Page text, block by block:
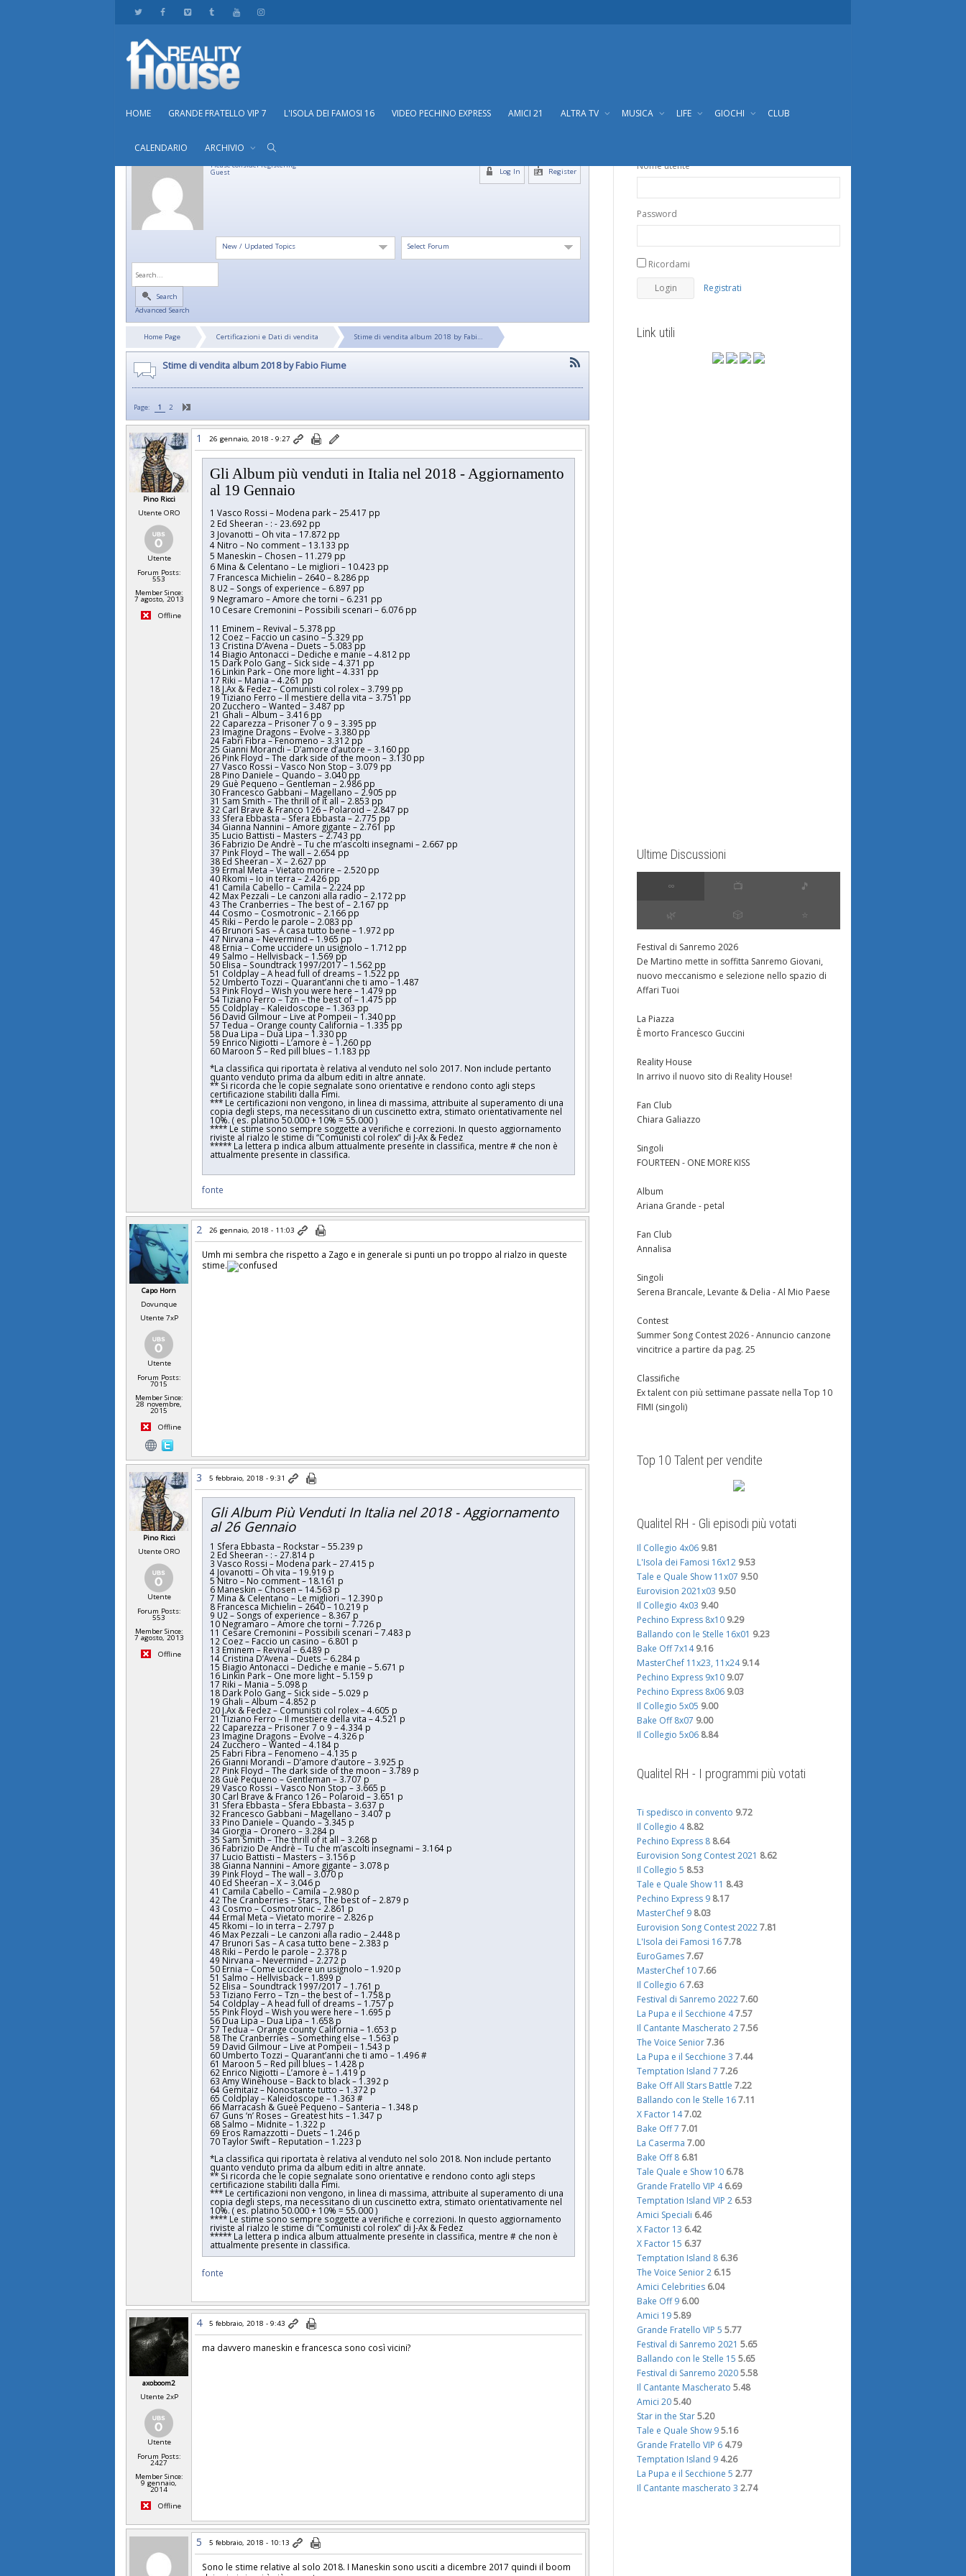
HOME GRANDE FRATELLO VIP 7 L'ISOLA DEI FAMOSI 16 VIDEO PECHINO EXPRESS AMICI 21 ALTRA TV MUSICA LIFE GIOCHI CLUB
CALENDARIO ARCHIVIO
Please consider registering
Guest Register
Log In
Select Forum
New / Updated Topics
Search
Advanced Search
Home Page Certificazioni e Dati di vendita Stime di vendita album 2018 by Fabi…
Stime di vendita album 2018 by Fabio Fiume
Page: 1 2
Pino Ricci
Utente ORO
Utente
Forum Posts:
553
Member Since:
7 agosto, 2013
Offline
1 26 gennaio, 2018 - 9:27
Gli Album più venduti in Italia nel 2018 - Aggiornamento
al 19 Gennaio
1 Vasco Rossi – Modena park – 25.417 pp
2 Ed Sheeran - : - 23.692 pp
3 Jovanotti – Oh vita – 17.872 pp
4 Nitro – No comment – 13.133 pp
5 Maneskin – Chosen – 11.279 pp
6 Mina & Celentano – Le migliori – 10.423 pp
7 Francesca Michielin – 2640 – 8.286 pp
8 U2 – Songs of experience – 6.897 pp
9 Negramaro – Amore che torni – 6.231 pp
10 Cesare Cremonini – Possibili scenari – 6.076 pp
11 Eminem – Revival – 5.378 pp
12 Coez – Faccio un casino – 5.329 pp
13 Cristina D’Avena – Duets – 5.083 pp
14 Biagio Antonacci – Dediche e manie – 4.812 pp
15 Dark Polo Gang – Sick side – 4.371 pp
16 Linkin Park – One more light – 4.331 pp
17 Riki – Mania – 4.261 pp
18 J.Ax & Fedez – Comunisti col rolex – 3.799 pp
19 Tiziano Ferro – Il mestiere della vita – 3.751 pp
20 Zucchero – Wanted – 3.487 pp
21 Ghali – Album – 3.416 pp
22 Caparezza – Prisoner 7 o 9 – 3.395 pp
23 Imagine Dragons – Evolve – 3.380 pp
24 Fabri Fibra – Fenomeno – 3.312 pp
25 Gianni Morandi – D’amore d’autore – 3.160 pp
26 Pink Floyd – The dark side of the moon – 3.130 pp
27 Vasco Rossi – Vasco Non Stop – 3.079 pp
28 Pino Daniele – Quando – 3.040 pp
29 Guè Pequeno – Gentleman – 2.986 pp
30 Francesco Gabbani – Magellano – 2.905 pp
31 Sam Smith – The thrill of it all – 2.853 pp
32 Carl Brave & Franco 126 – Polaroid – 2.847 pp
33 Sfera Ebbasta – Sfera Ebbasta – 2.775 pp
34 Gianna Nannini – Amore gigante – 2.761 pp
35 Lucio Battisti – Masters – 2.743 pp
36 Fabrizio De Andrè – Tu che m’ascolti insegnami – 2.667 pp
37 Pink Floyd – The wall – 2.654 pp
38 Ed Sheeran – X – 2.627 pp
39 Ermal Meta – Vietato morire – 2.520 pp
40 Rkomi – Io in terra – 2.426 pp
41 Camila Cabello – Camila – 2.224 pp
42 Max Pezzali – Le canzoni alla radio – 2.172 pp
43 The Cranberries – The best of – 2.167 pp
44 Cosmo – Cosmotronic – 2.166 pp
45 Riki – Perdo le parole – 2.083 pp
46 Brunori Sas – A casa tutto bene – 1.972 pp
47 Nirvana – Nevermind – 1.965 pp
48 Ernia – Come uccidere un usignolo – 1.712 pp
49 Salmo – Hellvisback – 1.569 pp
50 Elisa – Soundtrack 1997/2017 – 1.562 pp
51 Coldplay – A head full of dreams – 1.522 pp
52 Umberto Tozzi – Quarant’anni che ti amo – 1.487
53 Pink Floyd – Wish you were here – 1.479 pp
54 Tiziano Ferro – Tzn – the best of – 1.475 pp
55 Coldplay – Kaleidoscope – 1.363 pp
56 David Gilmour – Live at Pompeii – 1.340 pp
57 Tedua – Orange county California – 1.335 pp
58 Dua Lipa – Dua Lipa – 1.330 pp
59 Enrico Nigiotti – L’amore è – 1.260 pp
60 Maroon 5 – Red pill blues – 1.183 pp
*La classifica qui riportata è relativa al venduto nel solo 2017. Non include pertanto
quanto venduto prima da album editi in altre annate.
** Si ricorda che le copie segnalate sono orientative e rendono conto agli steps
certificazione stabiliti dalla Fimi.
*** Le certificazioni non vengono, in linea di massima, attribuite al superamento di una
copia degli steps, ma necessitano di un cuscinetto extra, stimato orientativamente nel
10%. ( es. platino 50.000 + 10% = 55.000 )
**** Le stime sono sempre soggette a verifiche e correzioni. In questo aggiornamento
riviste al rialzo le stime di “Comunisti col rolex” di J-Ax & Fedez
***** La lettera p indica album attualmente presente in classifica, mentre # che non è
attualmente presente in classifica.
fonte
Capo Horn
Dovunque
Utente 7xP
Utente
Forum Posts:
7015
Member Since:
28 novembre,
2015
Offline
2 26 gennaio, 2018 - 11:03
Umh mi sembra che rispetto a Zago e in generale si punti un po troppo al rialzo in queste
stime.
Pino Ricci
Utente ORO
Utente
Forum Posts:
553
Member Since:
7 agosto, 2013
Offline
3 5 febbraio, 2018 - 9:31
Gli Album Più Venduti In Italia nel 2018 - Aggiornamento
al 26 Gennaio
1 Sfera Ebbasta – Rockstar – 55.239 p
2 Ed Sheeran - : - 27.814 p
3 Vasco Rossi – Modena park – 27.415 p
4 Jovanotti – Oh vita – 19.919 p
5 Nitro – No comment – 18.161 p
6 Maneskin – Chosen – 14.563 p
7 Mina & Celentano – Le migliori – 12.390 p
8 Francesca Michielin – 2640 – 10.219 p
9 U2 – Songs of experience – 8.367 p
10 Negramaro – Amore che torni – 7.726 p
11 Cesare Cremonini – Possibili scenari – 7.483 p
12 Coez – Faccio un casino – 6.801 p
13 Eminem – Revival – 6.489 p
14 Cristina D’Avena – Duets – 6.284 p
15 Biagio Antonacci – Dediche e manie – 5.671 p
16 Linkin Park – One more light – 5.159 p
17 Riki – Mania – 5.098 p
18 Dark Polo Gang – Sick side – 5.029 p
19 Ghali – Album – 4.852 p
20 J.Ax & Fedez – Comunisti col rolex – 4.605 p
21 Tiziano Ferro – Il mestiere della vita – 4.521 p
22 Caparezza – Prisoner 7 o 9 – 4.334 p
23 Imagine Dragons – Evolve – 4.326 p
24 Zucchero – Wanted – 4.184 p
25 Fabri Fibra – Fenomeno – 4.135 p
26 Gianni Morandi – D’amore d’autore – 3.925 p
27 Pink Floyd – The dark side of the moon – 3.789 p
28 Guè Pequeno – Gentleman – 3.707 p
29 Vasco Rossi – Vasco Non Stop – 3.665 p
30 Carl Brave & Franco 126 – Polaroid – 3.651 p
31 Sfera Ebbasta – Sfera Ebbasta – 3.637 p
32 Francesco Gabbani – Magellano – 3.407 p
33 Pino Daniele – Quando – 3.345 p
34 Giorgia – Oronero – 3.284 p
35 Sam Smith – The thrill of it all – 3.268 p
36 Fabrizio De Andrè – Tu che m’ascolti insegnami – 3.164 p
37 Lucio Battisti – Masters – 3.156 p
38 Gianna Nannini – Amore gigante – 3.078 p
39 Pink Floyd – The wall – 3.070 p
40 Ed Sheeran – X – 3.046 p
41 Camila Cabello – Camila – 2.980 p
42 The Cranberries – Stars, The best of – 2.879 p
43 Cosmo – Cosmotronic – 2.861 p
44 Ermal Meta – Vietato morire – 2.826 p
45 Rkomi – Io in terra – 2.797 p
46 Max Pezzali – Le canzoni alla radio – 2.448 p
47 Brunori Sas – A casa tutto bene – 2.383 p
48 Riki – Perdo le parole – 2.378 p
49 Nirvana – Nevermind – 2.272 p
50 Ernia – Come uccidere un usignolo – 1.920 p
51 Salmo – Hellvisback – 1.899 p
52 Elisa – Soundtrack 1997/2017 – 1.761 p
53 Tiziano Ferro – Tzn – the best of – 1.758 p
54 Coldplay – A head full of dreams – 1.757 p
55 Pink Floyd – Wish you were here – 1.695 p
56 Dua Lipa – Dua Lipa – 1.658 p
57 Tedua – Orange county California – 1.653 p
58 The Cranberries – Something else – 1.563 p
59 David Gilmour – Live at Pompeii – 1.543 p
60 Umberto Tozzi – Quarant’anni che ti amo – 1.496 #
61 Maroon 5 – Red pill blues – 1.428 p
62 Enrico Nigiotti – L’amore è – 1.419 p
63 Amy Winehouse – Back to black – 1.392 p
64 Gemitaiz – Nonostante tutto – 1.372 p
65 Coldplay – Kaleidoscope – 1.363 #
66 Marracash & Gueè Pequeno – Santeria – 1.348 p
67 Guns ‘n’ Roses – Greatest hits – 1.347 p
68 Salmo – Midnite – 1.322 p
69 Eros Ramazzotti – Duets – 1.246 p
70 Taylor Swift – Reputation – 1.223 p
*La classifica qui riportata è relativa al venduto nel solo 2018. Non include pertanto
quanto venduto prima da album editi in altre annate.
** Si ricorda che le copie segnalate sono orientative e rendono conto agli steps
certificazione stabiliti dalla Fimi.
*** Le certificazioni non vengono, in linea di massima, attribuite al superamento di una
copia degli steps, ma necessitano di un cuscinetto extra, stimato orientativamente nel
10%. ( es. platino 50.000 + 10% = 55.000 )
**** Le stime sono sempre soggette a verifiche e correzioni. In questo aggiornamento
riviste al rialzo le stime di “Comunisti col rolex” di J-Ax & Fedez
***** La lettera p indica album attualmente presente in classifica, mentre # che non è
attualmente presente in classifica.
fonte
axoboom2
Utente 2xP
Utente
Forum Posts:
2427
Member Since:
9 gennaio,
2014
Offline
4 5 febbraio, 2018 - 9:43
ma davvero maneskin e francesca sono così vicini?
5 5 febbraio, 2018 - 10:13
Sono le stime relative al solo 2018. I Maneskin sono usciti a dicembre 2017 quindi il boom
Nome utente
Password
Ricordami
Registrati
Link utili
Ultime Discussioni
∞ 📺 🎵
🌿 🎲 ⭐️
Festival di Sanremo 2026
De Martino mette in soffitta Sanremo Giovani,
nuovo meccanismo e selezione nello spazio di
Affari Tuoi
La Piazza
È morto Francesco Guccini
Reality House
In arrivo il nuovo sito di Reality House!
Fan Club
Chiara Galiazzo
Singoli
FOURTEEN - ONE MORE KISS
Album
Ariana Grande - petal
Fan Club
Annalisa
Singoli
Serena Brancale, Levante & Delia - Al Mio Paese
Contest
Summer Song Contest 2026 - Annuncio canzone
vincitrice a partire da pag. 25
Classifiche
Ex talent con più settimane passate nella Top 10
FIMI (singoli)
Top 10 Talent per vendite
Qualitel RH - Gli episodi più votati
Il Collegio 4x06 9.81
L'Isola dei Famosi 16x12 9.53
Tale e Quale Show 11x07 9.50
Eurovision 2021x03 9.50
Il Collegio 4x03 9.40
Pechino Express 8x10 9.29
Ballando con le Stelle 16x01 9.23
Bake Off 7x14 9.16
MasterChef 11x23, 11x24 9.14
Pechino Express 9x10 9.07
Pechino Express 8x06 9.03
Il Collegio 5x05 9.00
Bake Off 8x07 9.00
Il Collegio 5x06 8.84
Qualitel RH - I programmi più votati
Ti spedisco in convento 9.72
Il Collegio 4 8.82
Pechino Express 8 8.64
Eurovision Song Contest 2021 8.62
Il Collegio 5 8.53
Tale e Quale Show 11 8.43
Pechino Express 9 8.17
MasterChef 9 8.03
Eurovision Song Contest 2022 7.81
L'Isola dei Famosi 16 7.78
EuroGames 7.67
MasterChef 10 7.66
Il Collegio 6 7.63
Festival di Sanremo 2022 7.60
La Pupa e il Secchione 47.57
Il Cantante Mascherato 2 7.56
The Voice Senior 7.36
La Pupa e il Secchione 3 7.44
Temptation Island 7 7.26
Bake Off All Stars Battle 7.22
Ballando con le Stelle 16 7.11
X Factor 147.02
Bake Off 7 7.01
La Caserma 7.00
Bake Off 8 6.81
Tale Quale e Show 10 6.78
Grande Fratello VIP 4 6.69
Temptation Island VIP 2 6.53
Amici Speciali 6.46
X Factor 13 6.42
X Factor 15 6.37
Temptation Island 8 6.36
The Voice Senior 2 6.15
Amici Celebrities 6.04
Bake Off 9 6.00
Amici 19 5.89
Grande Fratello VIP 5 5.77
Festival di Sanremo 2021 5.65
Ballando con le Stelle 15 5.65
Festival di Sanremo 2020 5.58
Il Cantante Mascherato 5.48
Amici 20 5.40
Star in the Star 5.20
Tale e Quale Show 9 5.16
Grande Fratello VIP 6 4.79
Temptation Island 9 4.26
La Pupa e il Secchione 5 2.77
Il Cantante mascherato 3 2.74